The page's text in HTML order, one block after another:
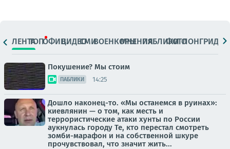
ЛЕНТАТОПОФИЦ.ВИДЕОСМИВОЕНКОРЫМНЕНИЯПАБЛИКИ
ФОТОЛОНГРИДЫ
Покушение? Мы стоим
ПАБЛИКИ 14:25
Дошло наконец-то. «Мы останемся в руинах»:
киевлянин — о том, как месть и
террористические атаки хунты по России
аукнулась городу Те, кто перестал смотреть
зомби-марафон и на собственной шкуре
прочувствовал, что значит жить...